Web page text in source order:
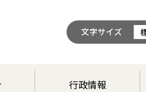
文字サイズ
行政情報